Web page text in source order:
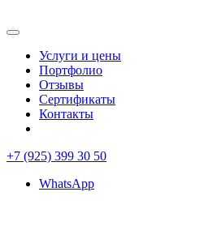
Услуги и цены
Портфолио
Отзывы
Сертификаты
Контакты
+7 (925) 399 30 50
WhatsApp